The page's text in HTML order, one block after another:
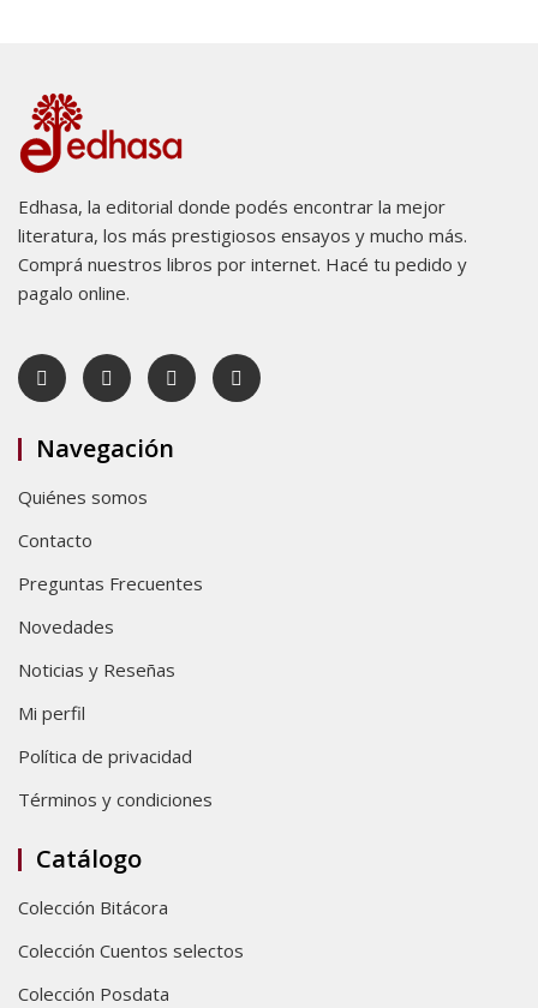
Edhasa, la editorial donde podés encontrar la mejor
literatura, los más prestigiosos ensayos y mucho más.
Comprá nuestros libros por internet. Hacé tu pedido y
pagalo online.
Navegación
Quiénes somos
Contacto
Preguntas Frecuentes
Novedades
Noticias y Reseñas
Mi perfil
Política de privacidad
Términos y condiciones
Catálogo
Colección Bitácora
Colección Cuentos selectos
Colección Posdata